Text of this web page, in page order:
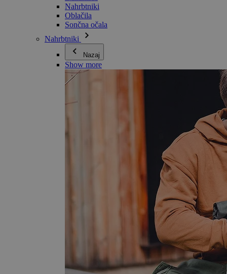
Nahrbtniki
Oblačila
Sončna očala
Nahrbtniki
Nazaj
Show more